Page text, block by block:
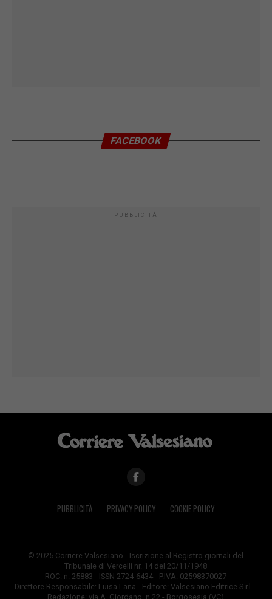
FACEBOOK
PUBBLICITÀ
PUBBLICITÀ PRIVACY POLICY COOKIE POLICY
© 2025 Corriere Valsesiano - Iscrizione al Registro giornali del
Tribunale di Vercelli nr. 14 del 20/11/1948
ROC: n. 25883 - ISSN 2724-6434 - P.IVA: 02598370027
Direttore Responsabile: Luisa Lana - Editore: Valsesiano Editrice S.r.l. -
Redazione: via A. Giordano, n.22 - Borgosesia (VC)